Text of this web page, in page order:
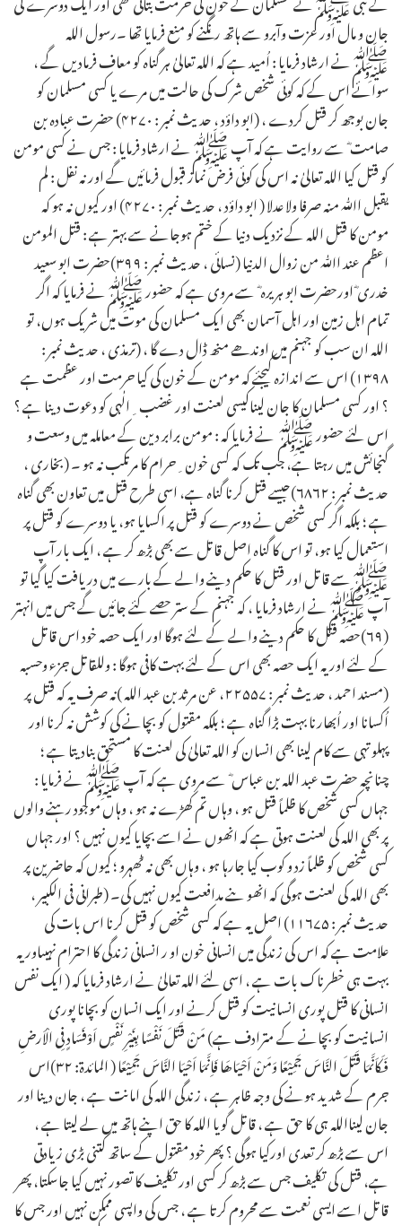
جان و مال اور عزت وآبرو سے ہاتھ رنگنے کو منع فرمایا تھا ۔رسول اللہ
ﷺنے ارشاد فرمایا : اُمید ہے کہ اللہ تعالیٰ ہر گناہ کو معاف فرمادیں گے ،
سوائے اس کے کہ کوئی شخص شرک کی حالت میں مرے یا کسی مسلمان کو
جان بوجھ کر قتل کردے ، (ابو داؤد ، حدیث نمبر : ۴۲۷۰) حضرت عبادہ بن
صامت ؓ سے روایت ہے کہ آپ ﷺنے ارشاد فرمایا : جس نے کسی مومن
کو قتل کیا اللہ تعالیٰ نہ اس کی کوئی فرض نماز قبول فرمائیں گے اور نہ نفل : لم
یقبل اﷲ منہ صرفا ولا عدلا ( ابو داؤد ، حدیث نمبر : ۴۲۷۰) اور کیوں نہ ہو کہ
مومن کا قتل اللہ کے نزدیک دنیا کے ختم ہوجانے سے بہتر ہے : قتل المومن
اعظم عند اﷲ من زوال الدنیا (نسائی ، حدیث نمبر : ۳۹۹)حضرت ابو سعید
خدری ؓاورحضرت ابو ہریرہ ؓ سے مروی ہے کہ حضور ﷺنے فرمایا کہ اگر
تمام اہل زمین اور اہل آسمان بھی ایک مسلمان کی موت میں شریک ہوں، تو
اللہ ان سب کو جہنم میں اوندھے منھ ڈال دے گا ، (ترمذی ، حدیث نمبر :
۱۳۹۸) اس سے اندازہ کیجئے کہ مومن کے خون کی کیا حرمت اور عظمت ہے
؟ اور کسی مسلمان کا جان لیناکیسی لعنت اور غضب ِالٰہی کو دعوت دینا ہے ؟
اس لئے حضور ﷺ نے فرمایا کہ : مومن برابر دین کے معاملہ میں وسعت و
گنجائش میں رہتا ہے، جب تک کہ کسی خون ِحرام کا مرتکب نہ ہو ۔ (بخاری ،
حدیث نمبر : ۶۸۶۲)جیسے قتل کرنا گناہ ہے، اسی طرح قتل میں تعاون بھی گناہ
ہے ؛ بلکہ اگر کسی شخص نے دوسرے کو قتل پر اکسایا ہو، یا دوسرے کو قتل پر
استعمال کیا ہو، تو اس کا گناہ اصل قاتل سے بھی بڑھ کر ہے ، ایک بار آپ
ﷺسے قاتل اور قتل کا حکم دینے والے کے بارے میں دریافت کیا گیا تو
آپ ﷺنے ارشاد فرمایا ، کہ جہنم کے ستر حصے کئے جائیں گے جس میں انہتر
(۶۹)حصہ قتل کا حکم دینے والے کے لئے ہوگا اور ایک حصہ خود اس قاتل
کے لئے اور یہ ایک حصہ بھی اس کے لئے بہت کافی ہوگا : وللقاتل جزء وحسبہ
(مسند احمد ، حدیث نمبر : ۲۲۵۵۷، عن مرثد بن عبد اللہ )نہ صرف یہ کہ قتل پر
اُکسانا اور اُبھارنا بہت بڑا گناہ ہے ؛ بلکہ مقتول کو بچانے کی کوشش نہ کرنا اور
پہلو تہی سے کام لینا بھی انسان کو اللہ تعالیٰ کی لعنت کا مستحق بنادیتا ہے ؛
چنانچہ حضرت عبد اللہ بن عباس ؓ سے مروی ہے کہ آپ ﷺنے فرمایا :
جہاں کسی شخص کا ظلماً قتل ہو ، وہاں تم کھڑے نہ ہو ، وہاں موجود رہنے والوں
پر بھی اللہ کی لعنت ہوتی ہے کہ انھوں نے اسے بچایا کیوں نہیں ؟ اور جہاں
کسی شخص کو ظلماً زد و کوب کیا جارہا ہو ، وہاں بھی نہ ٹھہرو ؛ کیوں کہ حاضرین پر
بھی اللہ کی لعنت ہوگی کہ انھو ںنے مدافعت کیوں نہیں کی۔ (طبرانی فی الکبیر ،
حدیث نمبر : ۱۱۶۷۵) اصل یہ ہے کہ کسی شخص کو قتل کرنا اس بات کی
علامت ہے کہ اس کی زندگی میں انسانی خون او ر انسانی زندگی کا احترام نہیںاور یہ
بہت ہی خطرناک بات ہے ، اسی لئے اللہ تعالیٰ نے ارشاد فرمایا کہ ( ایک نفس
انسانی کا قتل پوری انسانیت کو قتل کرنے اور ایک انسان کو بچانا پوری
انسانیت کو بچانے کے مترادف ہے) مَنْ قَتَلَ نَفْسًا بِغَیْرِ نَفْسٍ اَوْفَسَادٍ فِی الْاَرضِ
فَکَاَنَّمَا قَتَلَ النَّاسَ جَمِیْعًا وَمَنْ اَحْیَاھَا فَاِنَّمَا اَحْیَا النَّاسَ جَمِیْعًا ( المائدۃ: ۳۲)اس
جرم کے شدید ہونے کی وجہ ظاہر ہے ، زندگی اللہ کی امانت ہے ، جان دینا اور
جان لینااللہ ہی کا حق ہے ، قاتل گویا اللہ کا حق اپنے ہاتھ میں لے لیتا ہے ،
اس سے بڑھ کر تعدی اورکیا ہوگی ؟ پھر خود مقتول کے ساتھ کتنی بڑی زیادتی
ہے، قتل کی تکلیف جس سے بڑھ کر کسی اور تکلیف کا تصور نہیں کیا جاسکتا، پھر
قاتل اسے ایسی نعمت سے محروم کرتا ہے ، جس کی واپسی ممکن نہیں اور جس کا